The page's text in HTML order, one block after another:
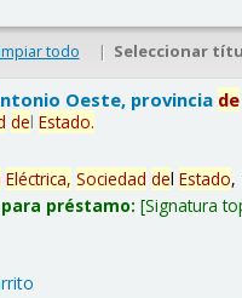
todo | Seleccionar
Oeste, provincia de
delEstado.
Eléctrica, Sociedad delEstado,
préstamo: Signatura